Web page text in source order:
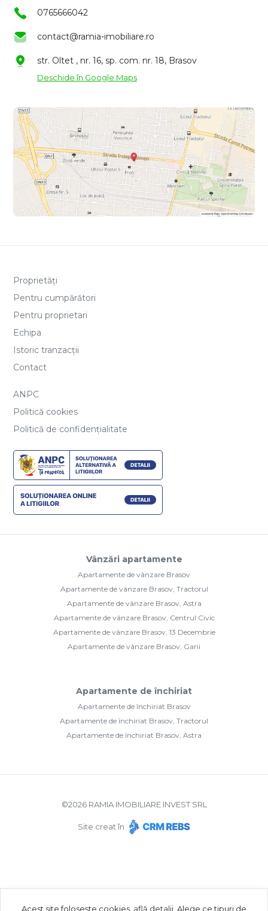
0765666042
contact@ramia-imobiliare.ro
str. Oltet , nr. 16, sp. com. nr. 18, Brasov
Deschide în Google Maps
Proprietăți
Pentru cumpărători
Pentru proprietari
Echipa
Istoric tranzacții
Contact
ANPC
Politică cookies
Politică de confidențialitate
Vânzări apartamente
Apartamente de vânzare Brasov
Apartamente de vânzare Brasov, Tractorul
Apartamente de vânzare Brasov, Astra
Apartamente de vânzare Brasov, Centrul Civic
Apartamente de vânzare Brasov, 13 Decembrie
Apartamente de vânzare Brasov, Garii
Apartamente de închiriat
Apartamente de închiriat Brasov
Apartamente de închiriat Brasov, Tractorul
Apartamente de închiriat Brasov, Astra
©2026RAMIA IMOBILIARE INVEST SRL
Site creat în
Acest site folosește cookies, află detalii Alege ce tipuri de